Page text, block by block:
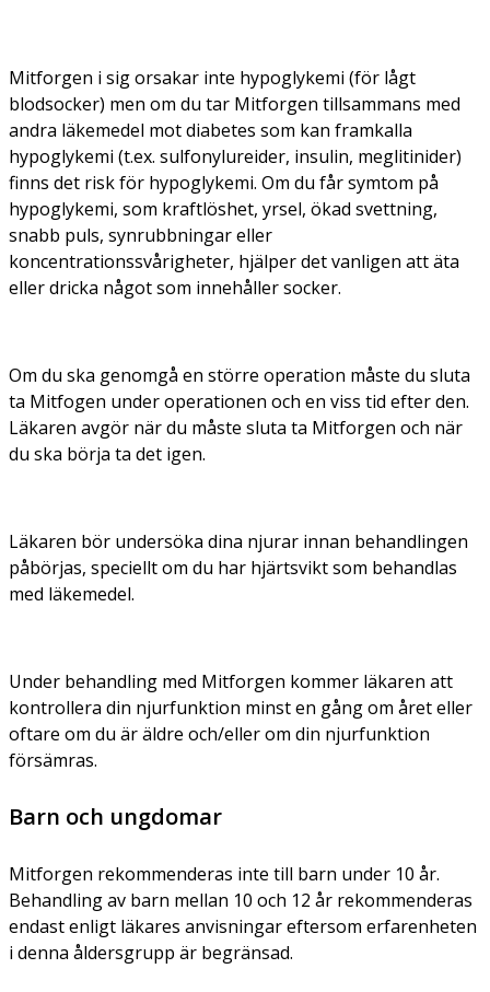
Mitforgen i sig orsakar inte hypoglykemi (för lågt
blodsocker) men om du tar Mitforgen tillsammans med
andra läkemedel mot diabetes som kan framkalla
hypoglykemi (t.ex. sulfonylureider, insulin, meglitinider)
finns det risk för hypoglykemi. Om du får symtom på
hypoglykemi, som kraftlöshet, yrsel, ökad svettning,
snabb puls, synrubbningar eller
koncentrationssvårigheter, hjälper det vanligen att äta
eller dricka något som innehåller socker.
Om du ska genomgå en större operation måste du sluta
ta Mitfogen under operationen och en viss tid efter den.
Läkaren avgör när du måste sluta ta Mitforgen och när
du ska börja ta det igen.
Läkaren bör undersöka dina njurar innan behandlingen
påbörjas, speciellt om du har hjärtsvikt som behandlas
med läkemedel.
Under behandling med Mitforgen kommer läkaren att
kontrollera din njurfunktion minst en gång om året eller
oftare om du är äldre och/eller om din njurfunktion
försämras.
Barn och ungdomar
Mitforgen rekommenderas inte till barn under 10 år.
Behandling av barn mellan 10 och 12 år rekommenderas
endast enligt läkares anvisningar eftersom erfarenheten
i denna åldersgrupp är begränsad.